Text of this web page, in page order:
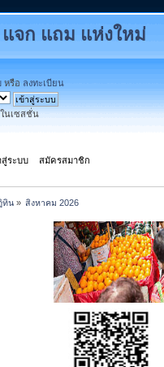
จก แถม แห่งใหม่
หรือ ลงทะเบียน
นเซสชั่น
สู่ระบบ สมัครสมาชิก
ทิน» สิงหาคม 2026